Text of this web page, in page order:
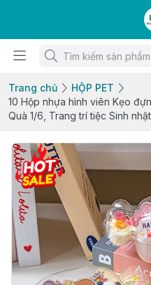
Trang chủ
HỘP PET
10 Hộp nhựa hình viên Kẹo
Quà 1/6, Trang trí tiệc Sinh